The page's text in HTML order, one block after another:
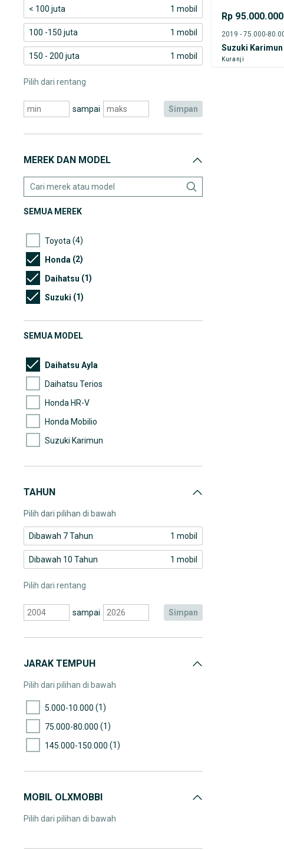
< 100 juta 1 mobil
100 -150 juta 1 mobil
150 - 200 juta 1 mobil
Pilih dari rentang
sampai simpan
MEREK DAN MODEL
SEMUA MEREK
Toyota (4)
Honda (2)
Daihatsu (1)
Suzuki (1)
SEMUA MODEL
Daihatsu Ayla
Daihatsu Terios
Honda HR-V
Honda Mobilio
Suzuki Karimun
TAHUN
Pilih dari pilihan di bawah
Dibawah 7 Tahun 1 mobil
Dibawah 10 Tahun 1 mobil
Pilih dari rentang
sampai simpan
JARAK TEMPUH
Pilih dari pilihan di bawah
5.000-10.000 (1)
75.000-80.000 (1)
145.000-150.000 (1)
MOBIL OLXMOBBI
Pilih dari pilihan di bawah
Rp 95.000.000
Suzuki Karimun
Kuranji